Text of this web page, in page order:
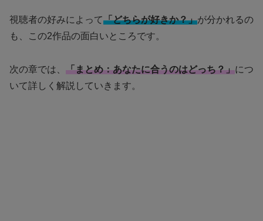
視聴者の好みによって「どちらが好きか？」が分かれるの
も、この2作品の面白いところです。
次の章では、 「まとめ：あなたに合うのはどっち？」につ
いて詳しく解説していきます。